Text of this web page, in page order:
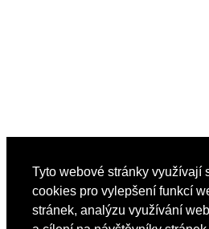
Tyto webové stránky využívají
cookies pro vylepšení funkcí
stránek, analýzu využívání